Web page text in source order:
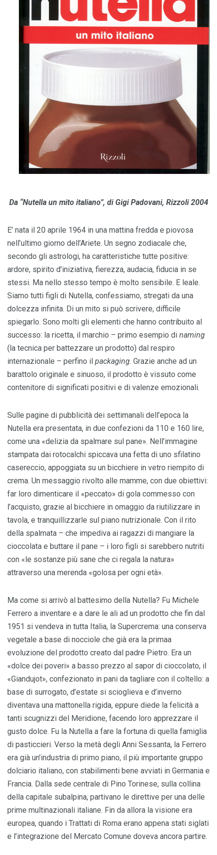
Da “Nutella un mito italiano”, di Gigi Padovani, Rizzoli 2004
E’ nata il 20 aprile 1964 in una mattina fredda e piovosa
nell’ultimo giorno dell’Ariete. Un segno zodiacale che,
secondo gli astrologi, ha caratteristiche tutte positive:
ardore, spirito d’iniziativa, fierezza, audacia, fiducia in se
stessi. Ma nello stesso tempo è molto sensibile. E leale.
Siamo tutti figli di Nutella, confessiamo, stregati da una
dolcezza infinita. Di un mito si può scrivere, difficile
spiegarlo. Sono molti gli elementi che hanno contribuito al
successo: la ricetta, il marchio – primo esempio di naming
(la tecnica per battezzare un prodotto) dal respiro
internazionale – perfino il packaging. Grazie anche ad un
barattolo originale e sinuoso, il prodotto è vissuto come
contenitore di significati positivi e di valenze emozionali.
Sulle pagine di pubblicità dei settimanali dell’epoca la
Nutella era presentata, in due confezioni da 110 e 160 lire,
come una «delizia da spalmare sul pane». Nell’immagine
stampata dai rotocalchi spiccava una fetta di uno sfilatino
casereccio, appoggiata su un bicchiere in vetro riempito di
crema. Un messaggio rivolto alle mamme, con due obiettivi:
far loro dimenticare il «peccato» di gola commesso con
l’acquisto, grazie al bicchiere in omaggio da riutilizzare in
tavola, e tranquillizzarle sul piano nutrizionale. Con il rito
della spalmata – che impediva ai ragazzi di mangiare la
cioccolata e buttare il pane – i loro figli si sarebbero nutriti
con «le sostanze più sane che ci regala la natura»
attraverso una merenda «golosa per ogni età».
Ma come si arrivò al battesimo della Nutella? Fu Michele
Ferrero a inventare e a dare le ali ad un prodotto che fin dal
1951 si vendeva in tutta Italia, la Supercrema: una conserva
vegetale a base di nocciole che già era la primaa
evoluzione del prodotto creato dal padre Pietro. Era un
«dolce dei poveri» a basso prezzo al sapor di cioccolato, il
«Giandujot», confezionato in pani da tagliare con il coltello: a
base di surrogato, d’estate si scioglieva e d’inverno
diventava una mattonella rigida, eppure diede la felicità a
tanti scugnizzi del Meridione, facendo loro apprezzare il
gusto dolce. Fu la Nutella a fare la fortuna di quella famiglia
di pasticcieri. Verso la metà degli Anni Sessanta, la Ferrero
era già un’industria di primo piano, il più importante gruppo
dolciario italiano, con stabilimenti bene avviati in Germania e
Francia. Dalla sede centrale di Pino Torinese, sulla collina
della capitale subalpina, partivano le direttive per una delle
prime multinazionali italiane. Fin da allora la visione era
europea, quando i Trattati di Roma erano appena stati siglati
e l’integrazione del Mercato Comune doveva ancora partire.